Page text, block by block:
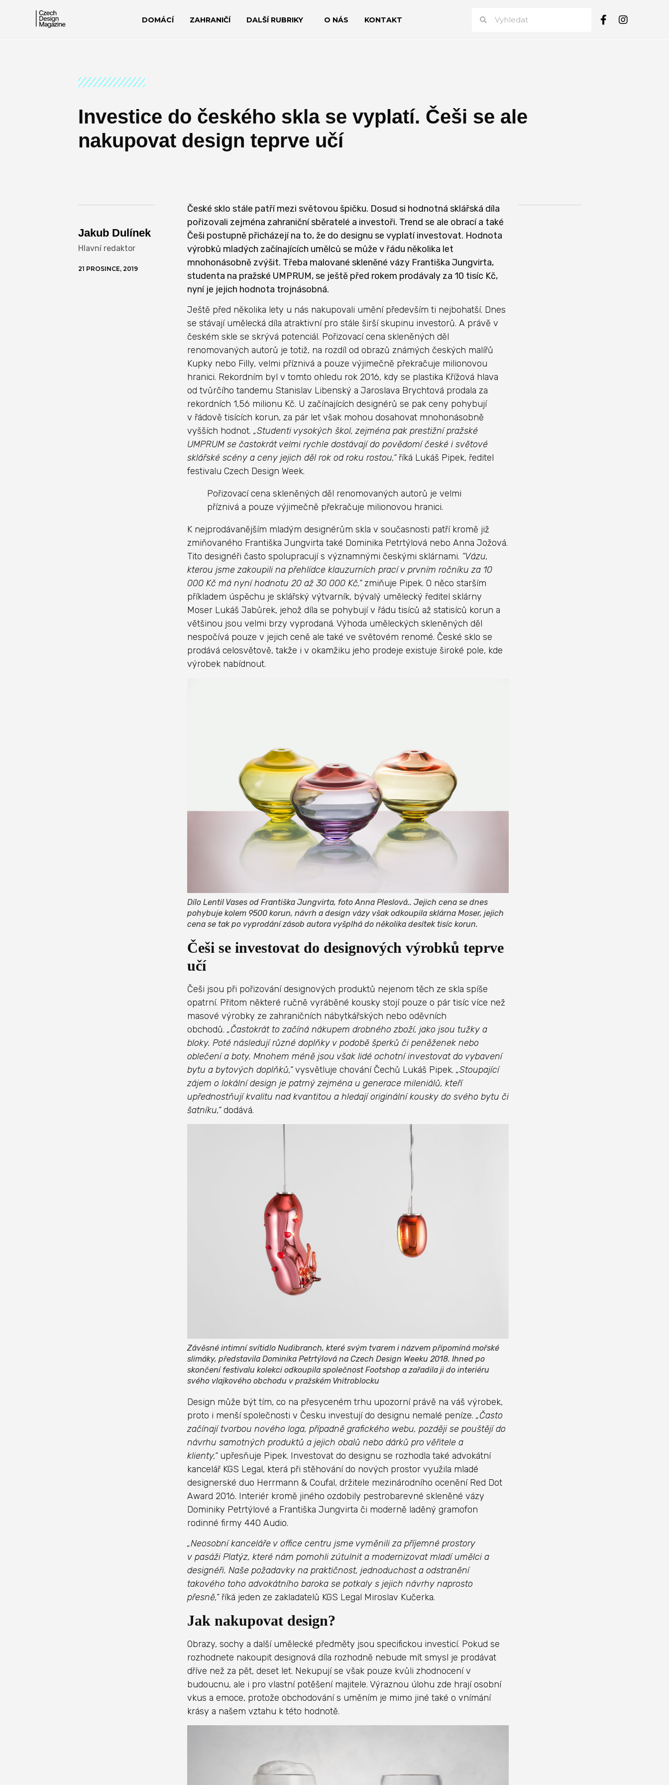
DOMÁCÍ ZAHRANIČÍ DALŠÍ RUBRIKY O NÁS KONTAKT
Investice do českého skla se vyplatí. Češi se ale
nakupovat design teprve učí
Jakub Dulínek
Hlavní redaktor
21 PROSINCE, 2019
České sklo stále patří mezi světovou špičku. Dosud si hodnotná sklářská díla
pořizovali zejména zahraniční sběratelé a investoři. Trend se ale obrací a také
Češi postupně přicházejí na to, že do designu se vyplatí investovat. Hodnota
výrobků mladých začínajících umělců se může v řádu několika let
mnohonásobně zvýšit. Třeba malované skleněné vázy Františka Jungvirta,
studenta na pražské UMPRUM, se ještě před rokem prodávaly za 10 tisíc Kč,
nyní je jejich hodnota trojnásobná.
Ještě před několika lety u nás nakupovali umění především ti nejbohatší. Dnes
se stávají umělecká díla atraktivní pro stále širší skupinu investorů. A právě v
českém skle se skrývá potenciál. Pořizovací cena skleněných děl
renomovaných autorů je totiž, na rozdíl od obrazů známých českých malířů
Kupky nebo Filly, velmi příznivá a pouze výjimečně překračuje milionovou
hranici. Rekordním byl v tomto ohledu rok 2016, kdy se plastika Křížová hlava
od tvůrčího tandemu Stanislav Libenský a Jaroslava Brychtová prodala za
rekordních 1,56 milionu Kč. U začínajících designérů se pak ceny pohybují
v řádově tisících korun, za pár let však mohou dosahovat mnohonásobně
vyšších hodnot.„Studenti vysokých škol, zejména pak prestižní pražské
UMPRUM se častokrát velmi rychle dostávají do povědomí české i světové
sklářské scény a ceny jejich děl rok od roku rostou,“říká Lukáš Pipek, ředitel
festivalu Czech Design Week.
Pořizovací cena skleněných děl renomovaných autorů je velmi
příznivá a pouze výjimečně překračuje milionovou hranici.
K nejprodávanějším mladým designérům skla v současnosti patří kromě již
zmiňovaného Františka Jungvirta také Dominika Petrtýlová nebo Anna Jožová.
Tito designéři často spolupracují s významnými českými sklárnami. “Vázu,
kterou jsme zakoupili na přehlídce klauzurních prací v prvním ročníku za 10
000 Kč má nyní hodnotu 20 až 30 000 Kč,“zmiňuje Pipek. O něco starším
příkladem úspěchu je sklářský výtvarník, bývalý umělecký ředitel sklárny
Moser Lukáš Jabůrek, jehož díla se pohybují v řádu tisíců až statisíců korun a
většinou jsou velmi brzy vyprodaná. Výhoda uměleckých skleněných děl
nespočívá pouze v jejich ceně ale také ve světovém renomé. České sklo se
prodává celosvětově, takže i v okamžiku jeho prodeje existuje široké pole, kde
výrobek nabídnout.
Dílo Lentil Vases od Františka Jungvirta, foto Anna Pleslová.. Jejich cena se dnes
pohybuje kolem 9500 korun, návrh a design vázy však odkoupila sklárna Moser, jejich
cena se tak po vyprodání zásob autora vyšplhá do několika desítek tisíc korun.
Češi se investovat do designových výrobků teprve
učí
Češi jsou při pořizování designových produktů nejenom těch ze skla spíše
opatrní. Přitom některé ručně vyráběné kousky stojí pouze o pár tisíc více než
masové výrobky ze zahraničních nábytkářských nebo oděvních
obchodů. „Častokrát to začíná nákupem drobného zboží, jako jsou tužky a
bloky. Poté následují různé doplňky v podobě šperků či peněženek nebo
oblečení a boty. Mnohem méně jsou však lidé ochotní investovat do vybavení
bytu a bytových doplňků,“vysvětluje chování Čechů Lukáš Pipek. „Stoupající
zájem o lokální design je patrný zejména u generace mileniálů, kteří
upřednostňují kvalitu nad kvantitou a hledají originální kousky do svého bytu či
šatníku,“dodává.
Závěsné intimní svítidlo Nudibranch, které svým tvarem i názvem připomíná mořské
slimáky, představila Dominika Petrtýlová na Czech Design Weeku 2018. Ihned po
skončení festivalu kolekci odkoupila společnost Footshop a zařadila ji do interiéru
svého vlajkového obchodu v pražském Vnitroblocku
Design může být tím, co na přesyceném trhu upozorní právě na váš výrobek,
proto i menší společnosti v Česku investují do designu nemalé peníze. „Často
začínají tvorbou nového loga, případně grafického webu, později se pouštějí do
návrhu samotných produktů a jejich obalů nebo dárků pro věřitele a
klienty,“upřesňuje Pipek. Investovat do designu se rozhodla také advokátní
kancelář KGS Legal, která při stěhování do nových prostor využila mladé
designerské duo Herrmann & Coufal, držitele mezinárodního ocenění Red Dot
Award 2016. Interiér kromě jiného ozdobily pestrobarevné skleněné vázy
Dominiky Petrtýlové a Františka Jungvirta či moderně laděný gramofon
rodinné firmy 440 Audio.
„Neosobní kanceláře v office centru jsme vyměnili za příjemné prostory
v pasáži Platýz, které nám pomohli zútulnit a modernizovat mladí umělci a
designéři. Naše požadavky na praktičnost, jednoduchost a odstranění
takového toho advokátního baroka se potkaly s jejich návrhy naprosto
přesně,“říká jeden ze zakladatelů KGS Legal Miroslav Kučerka.
Jak nakupovat design?
Obrazy, sochy a další umělecké předměty jsou specifickou investicí. Pokud se
rozhodnete nakoupit designová díla rozhodně nebude mít smysl je prodávat
dříve než za pět, deset let. Nekupují se však pouze kvůli zhodnocení v
budoucnu, ale i pro vlastní potěšení majitele. Výraznou úlohu zde hrají osobní
vkus a emoce, protože obchodování s uměním je mimo jiné také o vnímání
krásy a našem vztahu k této hodnotě.